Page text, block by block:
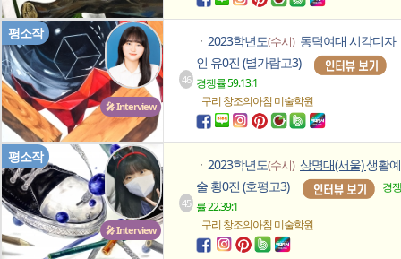
🎤 Interview
평소작
46
ㆍ 2023학년도(수시) 동덕여대 시각디자
인 유0진 (별가람고3)
경쟁률 59.13:1
구리 창조의아침미술학원
🎤 Interview
평소작
45
ㆍ 2023학년도(수시) 상명대(서울)생활예
술 황0진 (호평고3)
경쟁
률 22.39:1
구리 창조의아침미술학원